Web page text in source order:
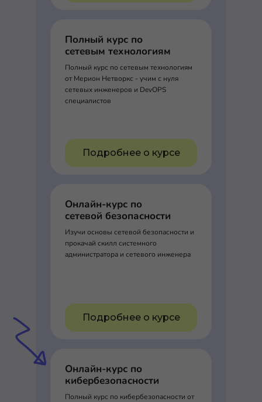
Полный курс по
сетевым технологиям
Полный курс по сетевым технологиям
от Мерион Нетворкс - учим с нуля
сетевых инженеров и DevOPS
специалистов
Подробнее о курсе
Онлайн-курс по
сетевой безопасности
Изучи основы сетевой безопасности и
прокачай скилл системного
администратора и сетевого инженера
Подробнее о курсе
Онлайн-курс по
кибербезопасности
Полный курс по кибербезопасности от